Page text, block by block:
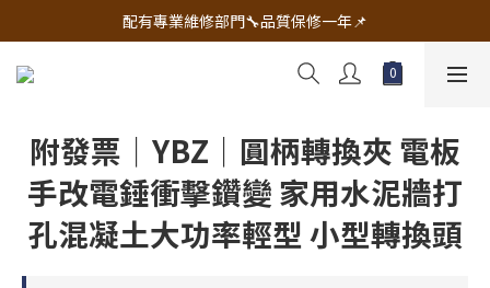
🔧電動工具&五金唯一首選 宇慶五金網拍🔧
配有專業維修部門🔧品質保修一年📌
🔧電動工具&五金唯一首選 宇慶五金網拍🔧
附發票｜YBZ｜圓柄轉換夾 電板
手改電錘衝擊鑽變 家用水泥牆打
孔混凝土大功率輕型 小型轉換頭